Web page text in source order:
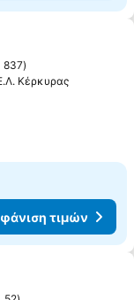
αγαπημένα
837
Κέρκυρας
τιμών
αγαπημένα